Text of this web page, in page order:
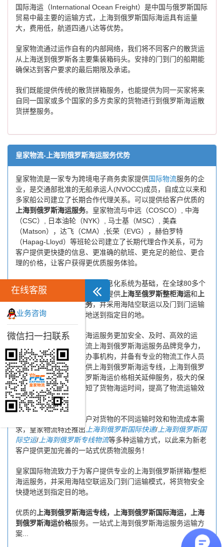
国际海运（International Ocean Freight）是中国与俄罗斯国际
贸易中最主要的运输方式，上海到俄罗斯国际海运具有运量
大，费用低，航道四通八达等优势。
皇家物流通过运作自有的内部网络，我们将不同客户的散货运
从上海送到俄罗斯各主要集装箱码头。安排的门到门的船期能
确保达到客户要求的最后期限及承诺。
我们既能提供传统的散货拼箱服务，也能提供为同一买家将来
自同一国家或多个国家的多方卖家的货物进行到俄罗斯海运散
货拼整服务。
皇家物流-上海到俄罗斯海运服务优势
皇家物流是一家专为跨境电子商务卖家提供国际物流服务的企
业，是交通部批准的无船承运人(NVOCC)成员，自成立以来和
多家船公司建立了长期合作代理关系。可以提供给客户优质的
上海到俄罗斯海运服务。皇家物流与中远（COSCO）, 中海
（CSC）, 日本油轮（NYK）, 马士基（MSC）, 美森
（Matson），达飞（CMA）,长荣（EVG），赫伯罗特
（Hapag-Lloyd）等班轮公司建立了长期代理合作关系，可为
客户提供更快捷的信息、更准确的航班、更充足的舱位、更合
理的价格，让客户获得更优质服务体验。
皇家物流以自主研发的物流信息化系统为基础，在全球80多个
国家有自己的代理网络，为您提供 上海至俄罗斯整柜海运和 上
海至俄罗斯拼箱海运服务，并采用海陆空联运以及门到门运输
模式，将货物安全快捷地送到指定目的地。
为了保证上海到俄罗斯海运服务更加安全、及时、高效的运
营，进一步提高皇家物流上海到俄罗斯海运服务品牌竞争力，
公司在上海专门设立了办事机构，并备有专业的物流工作人员
与您及时沟通，为您提供上海到俄罗斯海运专线，上海到俄罗
斯国际海运，上海到俄罗斯海运价格相关延伸服务，极大的保
障了货物的时效性，缩短了货物海运时间，提高了物流运输效
率。
同时，为了方便广大客户对货物的不同运输时效和物流成本需
求，皇家物流特还推出 上海到俄罗斯国际快递/ 上海到俄罗斯国
际空运/ 上海到俄罗斯专线物流等多种运输方式，以此来为新老
客户提供更加完善的一站式优质物流服务！
皇家国际物流致力于为客户提供专业的上海到俄罗斯拼箱/整柜
海运服务，并采用海陆空联运及门到门运输模式，将货物安全
快捷地送到指定目的地。
优质的 上海到俄罗斯海运专线，上海到俄罗斯国际海运，上海
到俄罗斯海运价格服务。一站式上海到俄罗斯海运服务运输方
案...
在线客服
业务咨询
微信扫一扫联系